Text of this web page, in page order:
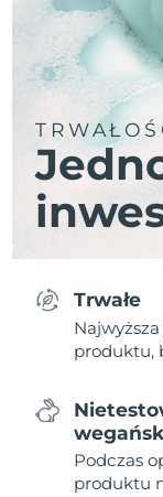
Trwałe
produktu,
Podczas
produktu